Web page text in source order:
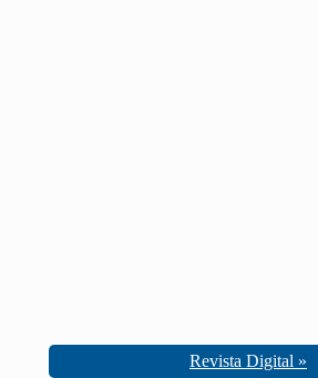
Revista Digital »